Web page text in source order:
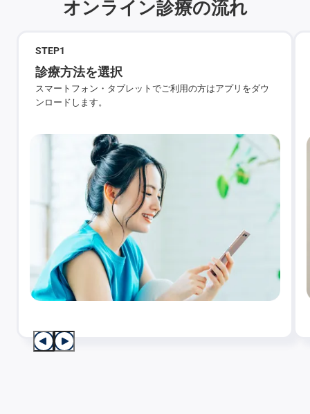
オンライン診療の流れ
STEP1
診療方法を選択
スマートフォン・タブレットでご利用の方はアプリをダウ
ンロードします。